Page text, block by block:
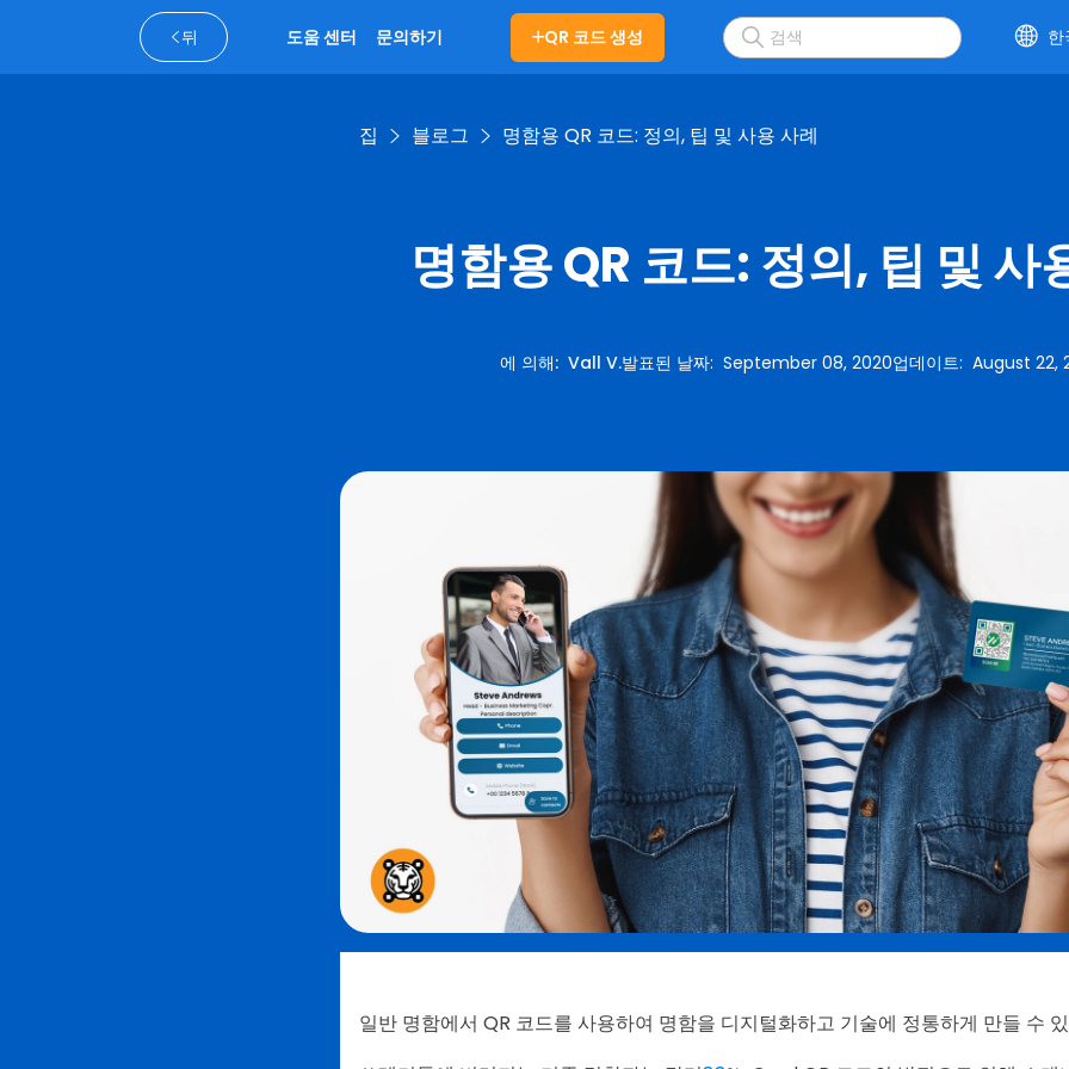
뒤 도움 센터 문의하기 QR 코드 생성 한
집 블로그 명함용 QR 코드: 정의, 팁 및 사용 사례
명함용 QR 코드: 정의, 팁 및 사
에 의해:Vall V.발표된 날짜:September 08, 2020업데이트:August 22,
일반 명함에서 QR 코드를 사용하여 명함을 디지털화하고 기술에 정통하게 만들 수